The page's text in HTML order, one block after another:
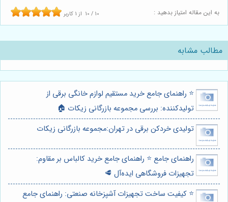
به این مقاله امتیاز بدهید : 10 / 10 از1 کاربر
مطالب مشابه
⭐️ راهنمای جامع خرید مستقیم لوازم خانگی برقی از
تولیدکننده: بررسی مجموعه بازرگانی زیکات 🏠
تولیدی خردکن برقی در تهران:مجموعه بازرگانی زیکات
راهنمای جامع ⭐️ راهنمای جامع خرید کالباس بر مقاوم:
تجهیزات فروشگاهی ایده‌آل 🥩
⭐️ کیفیت ساخت تجهیزات آشپزخانه صنعتی: راهنمای جامع